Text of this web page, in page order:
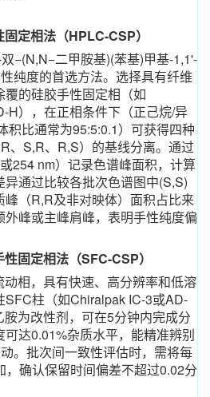
定相法（HPLC-CSP）
−(N,N−二甲胺基)(苯基)甲基-1,1'-
纯度的首选方法。选择具有纤维
的硅胶手性固定相（如
H），在正相条件下（正己烷/异
积比通常为95:5:0.1）可获得四种
、S,R、R,S）的基线分离。通过
254 nm）记录色谱峰面积，计算
通过比较各批次色谱图中(S,S)
峰（R,R及非对映体）面积占比来
峰或主峰肩峰，表明手性纯度偏
固定相法（SFC-CSP）
相，具有快速、高分辨率和低溶
SFC柱（如Chiralpak IC-3或AD-
胺为改性剂，可在5分钟内完成分
达0.01%杂质水平，能精准辨别
。批次间一致性评估时，需将每
确认保留时间偏差不超过0.02分